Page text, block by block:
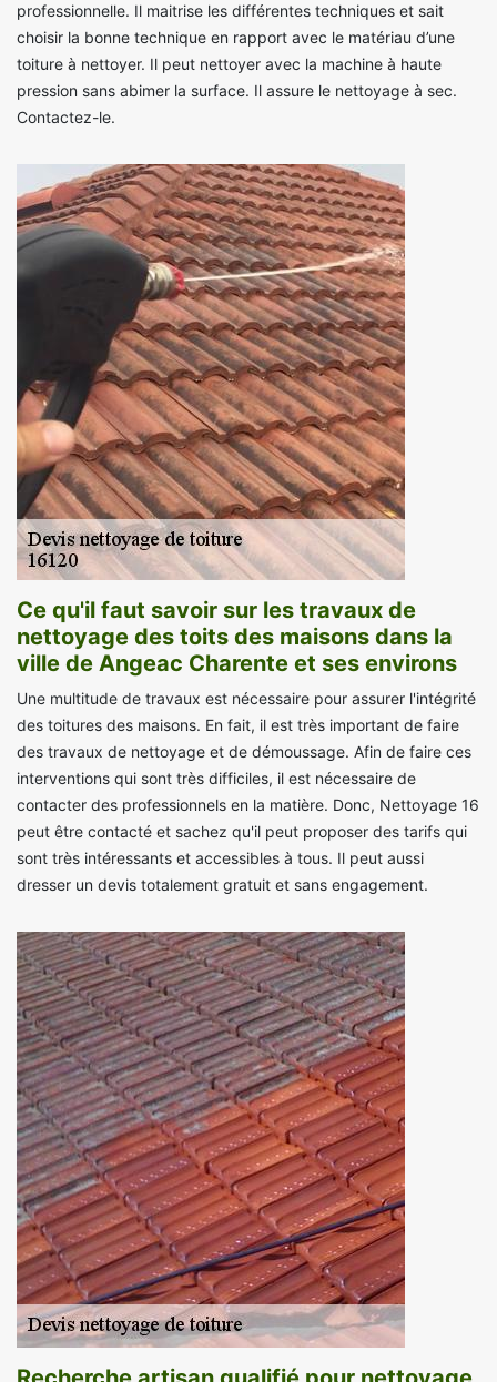
professionnelle. Il maitrise les différentes techniques et sait
choisir la bonne technique en rapport avec le matériau d’une
toiture à nettoyer. Il peut nettoyer avec la machine à haute
pression sans abimer la surface. Il assure le nettoyage à sec.
Contactez-le.
Ce qu'il faut savoir sur les travaux de
nettoyage des toits des maisons dans la
ville de Angeac Charente et ses environs
Une multitude de travaux est nécessaire pour assurer l'intégrité
des toitures des maisons. En fait, il est très important de faire
des travaux de nettoyage et de démoussage. Afin de faire ces
interventions qui sont très difficiles, il est nécessaire de
contacter des professionnels en la matière. Donc, Nettoyage 16
peut être contacté et sachez qu'il peut proposer des tarifs qui
sont très intéressants et accessibles à tous. Il peut aussi
dresser un devis totalement gratuit et sans engagement.